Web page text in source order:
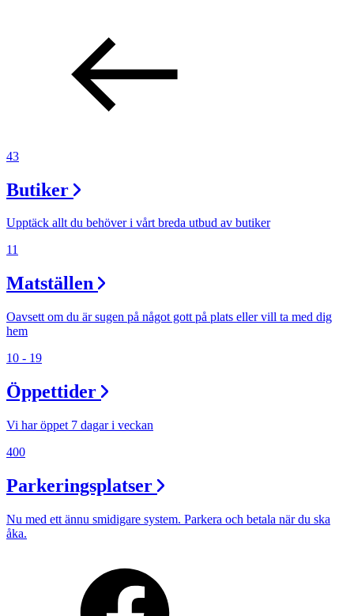
43
Butiker
Upptäck allt du behöver i vårt breda utbud av butiker
11
Matställen
Oavsett om du är sugen på något gott på plats eller vill ta med dig
hem
10 - 19
Öppettider
Vi har öppet 7 dagar i veckan
400
Parkeringsplatser
Nu med ett ännu smidigare system. Parkera och betala när du ska
åka.